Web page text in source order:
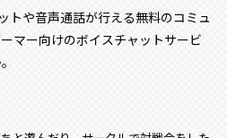
トや音声通話が行える無料のコミュ
マー向けのボイスチャットサービ